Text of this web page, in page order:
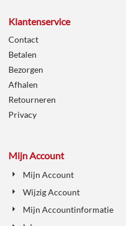
Klantenservice
Contact
Betalen
Bezorgen
Afhalen
Retourneren
Privacy
Mijn Account
Mijn Account
Wijzig Account
Mijn Accountinformatie